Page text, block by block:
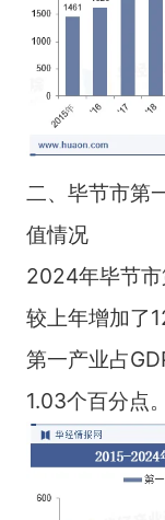
二、毕节市第
值情况
2024年毕节市
较上年增加了
第一产业占
1.03个百分点。